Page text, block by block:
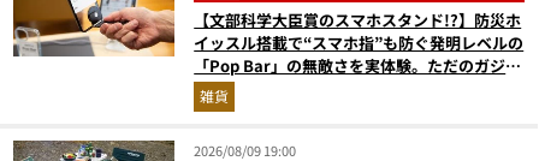
【文部科学大臣賞のスマホスタンド!?】防災ホ
イッスル搭載で“スマホ指”も防ぐ発明レベルの
「Pop Bar」の無敵さを実体験。ただのガジェ
ットじゃない！
雑貨
2026/08/09 19:00